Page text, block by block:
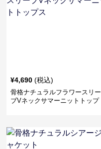
¥4,690 (税込)
骨格ナチュラルフラワースリー
ブVネックサマーニットトップ